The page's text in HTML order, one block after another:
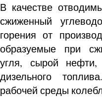
В качестве
сжиженный
горения от
образуемые при
угля, сырой нефти,
дизельного
рабочей среды